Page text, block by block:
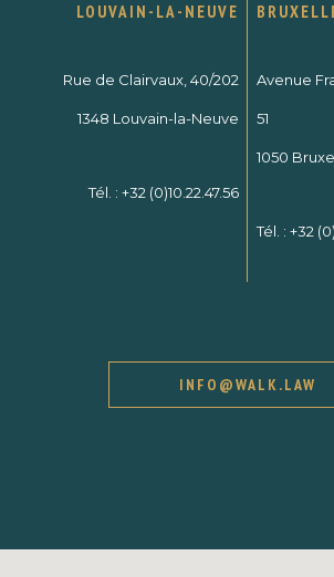
LOUVAIN-LA-NEUVE
Rue de Clairvaux, 40/202
1348 Louvain-la-Neuve
Tél. : +32 (0)10.22.47.56
Avenue
51
1050
Tél. : +32
INFO@WALK.LAW